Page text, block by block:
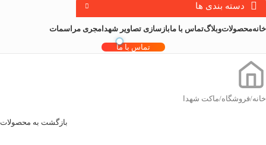
دسته بندی ها
خانهمحصولاتوبلاگتماس با مابازسازی تصاویر شهدا مجری مراسمات
تماس با ما
خانه/فروشگاه/ماکت شهدا
بازگشت به محصولات